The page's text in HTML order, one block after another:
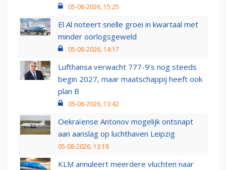
05-08-2026, 15:25
El Al noteert snelle groei in kwartaal met
minder oorlogsgeweld
05-08-2026, 14:17
Lufthansa verwacht 777-9’s nog steeds
begin 2027, maar maatschappij heeft ook
plan B
05-08-2026, 13:42
Oekraïense Antonov mogelijk ontsnapt
aan aanslag op luchthaven Leipzig
05-08-2026, 13:18
KLM annuleert meerdere vluchten naar